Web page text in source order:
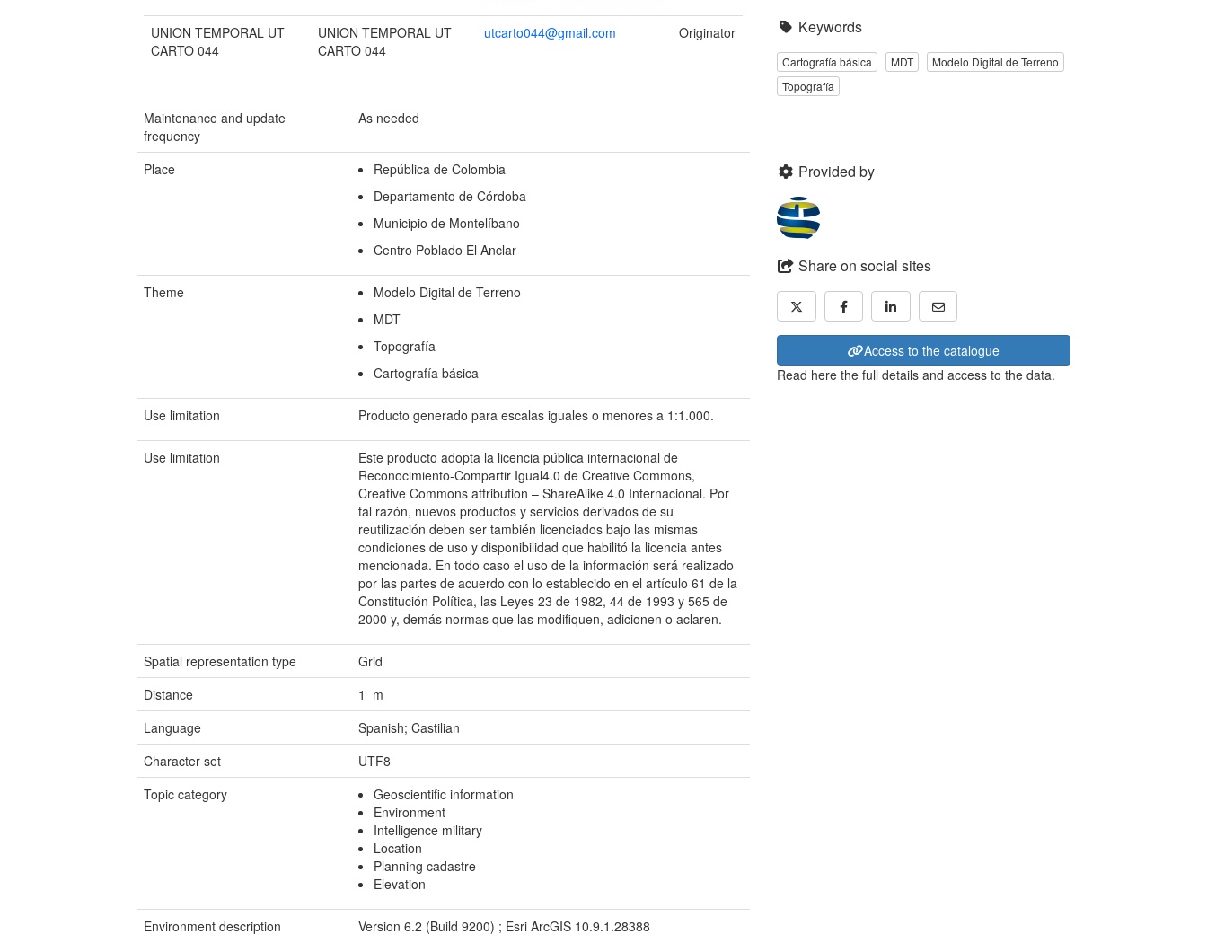
UNION TEMPORAL UT
CARTO 044
UNION TEMPORAL UT
CARTO 044
utcarto044@gmail.com Originator
Maintenance and update
frequency
As needed
Place
República de Colombia
Departamento de Córdoba
Municipio de Montelíbano
Centro Poblado El Anclar
Theme
Modelo Digital de Terreno
MDT
Topografía
Cartografía básica
Use limitation Producto generado para escalas iguales o menores a 1:1.000.
Use limitation
Este producto adopta la licencia pública internacional de
Reconocimiento-Compartir Igual4.0 de Creative Commons,
Creative Commons attribution – ShareAlike 4.0 Internacional. Por
tal razón, nuevos productos y servicios derivados de su
reutilización deben ser también licenciados bajo las mismas
condiciones de uso y disponibilidad que habilitó la licencia antes
mencionada. En todo caso el uso de la información será realizado
por las partes de acuerdo con lo establecido en el artículo 61 de la
Constitución Política, las Leyes 23 de 1982, 44 de 1993 y 565 de
2000 y, demás normas que las modifiquen, adicionen o aclaren.
Spatial representation type
Grid
Distance
1 m
Language
Spanish; Castilian
Character set
UTF8
Topic category
Geoscientific information
Environment
Intelligence military
Location
Planning cadastre
Elevation
Environment description Version 6.2 (Build 9200) ; Esri ArcGIS 10.9.1.28388
Keywords
Cartografía básica MDT
Modelo Digital de Terreno
Topografía
Provided by
Share on social sites
Access to the catalogue
Read here the full details and access to the data.